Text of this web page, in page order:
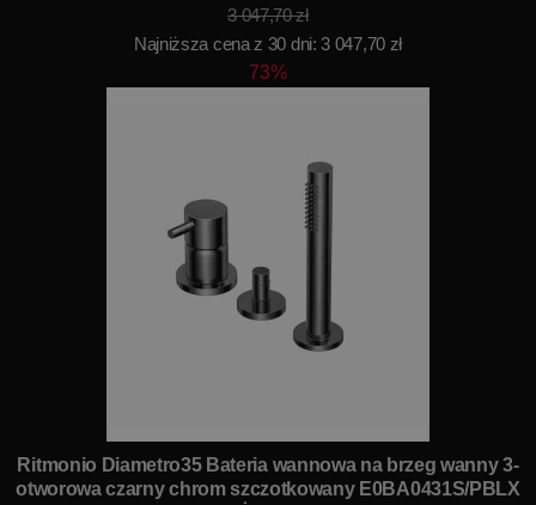
3 047,70 zł
Najniższa cena z 30 dni: 3 047,70 zł
73%
Ritmonio Diametro35 Bateria wannowa na brzeg wanny 3-
otworowa czarny chrom szczotkowany E0BA0431S/PBLX